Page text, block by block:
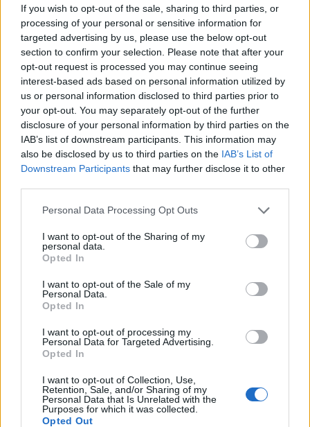
If you wish to opt-out of the sale, sharing to third parties, or
processing of your personal or sensitive information for
targeted advertising by us, please use the below opt-out
section to confirm your selection. Please note that after your
opt-out request is processed you may continue seeing
interest-based ads based on personal information utilized by
us or personal information disclosed to third parties prior to
your opt-out. You may separately opt-out of the further
disclosure of your personal information by third parties on the
IAB’s list of downstream participants. This information may
also be disclosed by us to third parties on the IAB’s List of
Downstream Participants that may further disclose it to other
Please note that this website/app uses one or more Google
not limited to your visit or usage behaviour. You may click to
grant or deny consent to Google and its third-party tags to
use your data for below specified purposes in below Google
consent section.
Personal Data Processing Opt Outs
I want to opt-out of the Sharing of my
personal data.
Opted In
I want to opt-out of the Sale of my
Personal Data.
Opted In
I want to opt-out of processing my
Personal Data for Targeted Advertising.
Opted In
I want to opt-out of Collection, Use,
Retention, Sale, and/or Sharing of my
Personal Data that Is Unrelated with the
Purposes for which it was collected.
Opted Out
alatt került Goethe és Schiller bronzszobrai
mellé, a művészeti egyetem hallgatói arra a
Kunstfest 2009 című fesztiválra akarták
felhívni a figyelmet, amely idén különleges
hangsúlyt fektet a magyar születésű
virtuózra.
Goethe és Schiller közös emlékműve mellett
Wieland, Herder és Carl August herceg
szobra is társat kapott Liszt személyében.
Ezeket az emlékműveket fából faragott,
Liszt - aki Goethe halála után új életet lehelt
Weimarba - a klasszicizmus fellegvárában
élte pályafutása leggyümölcsözőbb
szakaszát. Idén az ő egyik szerzeménye
szolgál a Kunstfest mottójául. A szervezők Az
ideálok című szimfonikus költeményt
választották, a darabot Liszt a két költő
közös emlékművének leleplezésére
komponálta, és ősbemutatóját ő maga
dirigálta a szobor talapzatánál. A művet
Schiller egyik költeménye ihlette.